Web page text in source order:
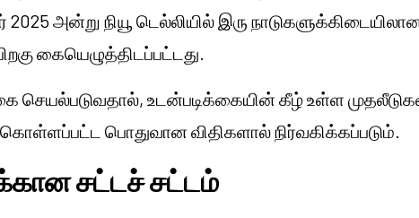
அன்று நியூ டெல்லியில் இரு
கையெழுத்திடப்பட்டது.
செயல்படுவதால், உடன்படிக்கையின் கீழ் உள்ள
பொதுவான விதிகளால் நிர்வகிக்கப்படும்.
சட்டச் சட்டம்